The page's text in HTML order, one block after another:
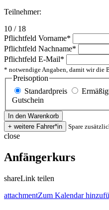
Teilnehmer:
10 / 18
Pflichtfeld Vorname*
Pflichtfeld Nachname*
Pflichtfeld E-Mail*
* notwendige Angaben, damit wir die
Preisoption
Standardpreis
Gutschein
Spare
close
Anfängerkurs
shareLink teilen
attachmentZum Kalendar